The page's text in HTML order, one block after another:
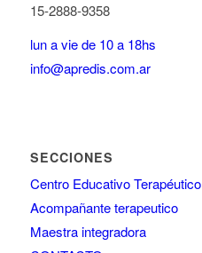
15-2888-9358
lun a vie de 10 a 18hs
info@apredis.com.ar
SECCIONES
Centro Educativo Terapéutico
Acompañante terapeutico
Maestra integradora